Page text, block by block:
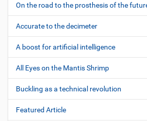
On the road to the prosthesis of the
Accurate to the decimeter
A boost for artificial intelligence
All Eyes on the Mantis Shrimp
Buckling as a technical revolution
Featured Article